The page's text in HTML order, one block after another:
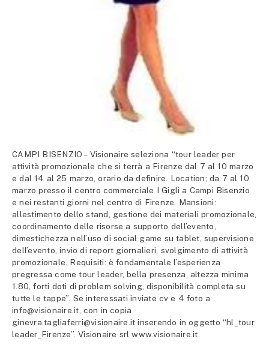
CAMPI BISENZIO – Visionaire seleziona “tour leader per
attività promozionale che si terrà a Firenze dal 7 al 10 marzo
e dal 14 al 25 marzo, orario da definire. Location; da 7 al 10
marzo presso il centro commerciale I Gigli a Campi Bisenzio
e nei restanti giorni nel centro di Firenze. Mansioni:
allestimento dello stand, gestione dei materiali promozionale,
coordinamento delle risorse a supporto dell’evento,
dimestichezza nell’uso di social game su tablet, supervisione
dell’evento, invio di report giornalieri, svolgimento di attività
promozionale. Requisiti: è fondamentale l’esperienza
pregressa come tour leader, bella presenza, altezza minima
1.80, forti doti di problem solving, disponibilità completa su
tutte le tappe”. Se interessati inviate cv e 4 foto a
info@visionaire.it, con in copia
ginevra.tagliaferri@visionaire.it inserendo in oggetto “hl_tour
leader_Firenze”. Visionaire srl www.visionaire.it.